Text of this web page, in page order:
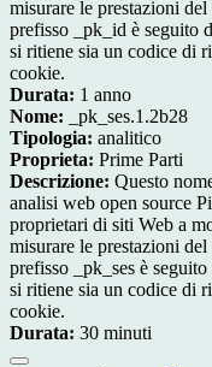
misurare le prestazioni
prefisso _pk_id è seguito
si ritiene sia un codice di
cookie.
Durata: 1 anno
Nome: _pk_ses.1.2b28
Tipologia: analitico
Proprieta: Prime Parti
Descrizione: Questo
analisi web open source
proprietari di siti Web a
misurare le prestazioni
prefisso _pk_ses è
si ritiene sia un codice di
cookie.
Durata: 30 minuti